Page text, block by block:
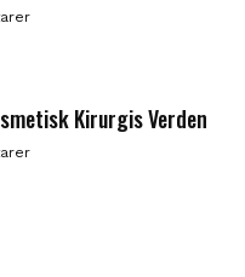
Kirurgis Verden